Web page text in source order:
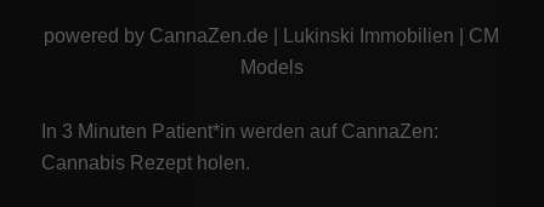
powered by CannaZen.de Lukinski Immobilien
CM
Models
In 3 Minuten Patient*in werden auf CannaZen:
Cannabis Rezeptholen.